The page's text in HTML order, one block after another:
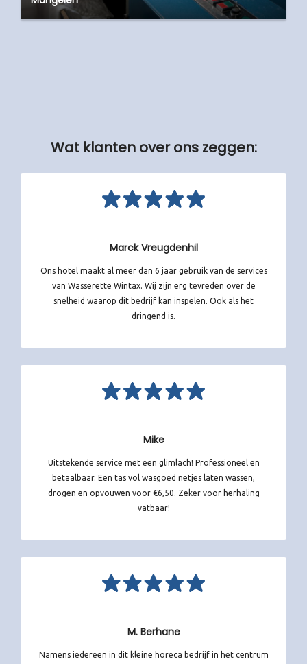
Wat klanten over ons zeggen:
Marck Vreugdenhil
Ons hotel maakt al meer dan 6 jaar gebruik van de services
van Wasserette Wintax. Wij zijn erg tevreden over de
snelheid waarop dit bedrijf kan inspelen. Ook als het
dringend is.
Mike
Uitstekende service met een glimlach! Professioneel en
betaalbaar. Een tas vol wasgoed netjes laten wassen,
drogen en opvouwen voor €6,50. Zeker voor herhaling
vatbaar!
M. Berhane
Namens iedereen in dit kleine horeca bedrijf in het centrum